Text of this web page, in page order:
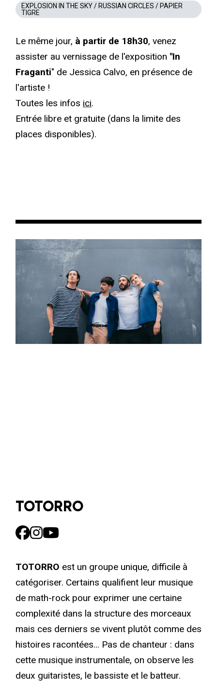
EXPLOSION IN THE SKY / RUSSIAN CIRCLES / PAPIER
TIGRE
Le même jour, à partir de 18h30, venez
assister au vernissage de l'exposition "In
Fraganti" de Jessica Calvo, en présence de
l'artiste !
Toutes les infos ici.
Entrée libre et gratuite (dans la limite des
places disponibles).
TOTORRO
TOTORRO est un groupe unique, difficile à
catégoriser. Certains qualifient leur musique
de math-rock pour exprimer une certaine
complexité dans la structure des morceaux
mais ces derniers se vivent plutôt comme des
histoires racontées... Pas de chanteur : dans
cette musique instrumentale, on observe les
deux guitaristes, le bassiste et le batteur.